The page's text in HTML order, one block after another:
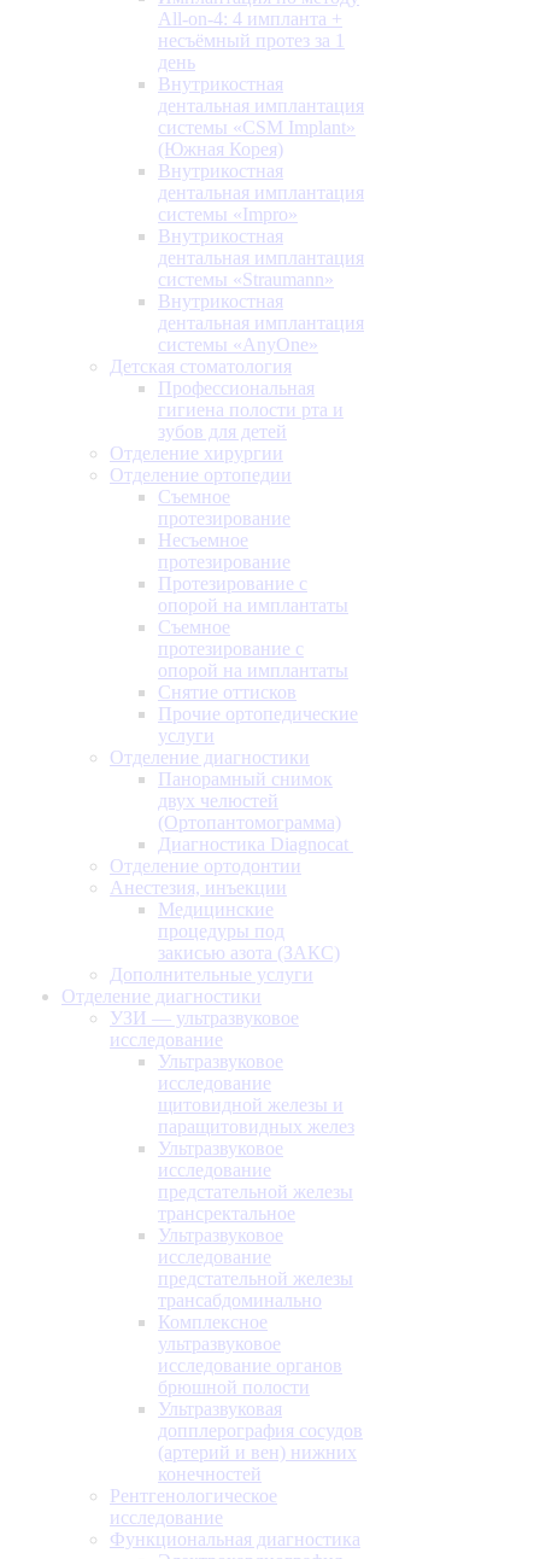
All-on-4: 4 импланта +
несъёмный протез за 1
день
Внутрикостная
дентальная имплантация
системы «CSM Implant»
(Южная Корея)
Внутрикостная
дентальная имплантация
системы «Impro»
Внутрикостная
дентальная имплантация
системы «Straumann»
Внутрикостная
дентальная имплантация
системы «AnyOne»
Детская стоматология
Профессиональная
гигиена полости рта и
зубов для детей
Отделение хирургии
Отделение ортопедии
Съемное
протезирование
Несъемное
протезирование
Протезирование с
опорой на имплантаты
Съемное
протезирование с
опорой на имплантаты
Снятие оттисков
Прочие ортопедические
услуги
Отделение диагностики
Панорамный снимок
двух челюстей
(Ортопантомограмма)
Диагностика Diagnocat
Отделение ортодонтии
Анестезия, инъекции
Медицинские
процедуры под
закисью азота (ЗАКС)
Дополнительные услуги
Отделение диагностики
УЗИ — ультразвуковое
исследование
Ультразвуковое
исследование
щитовидной железы и
паращитовидных желез
Ультразвуковое
исследование
предстательной железы
трансректальное
Ультразвуковое
исследование
предстательной железы
трансабдоминально
Комплексное
ультразвуковое
исследование органов
брюшной полости
Ультразвуковая
допплерография сосудов
(артерий и вен) нижних
конечностей
Рентгенологическое
исследование
Функциональная диагностика